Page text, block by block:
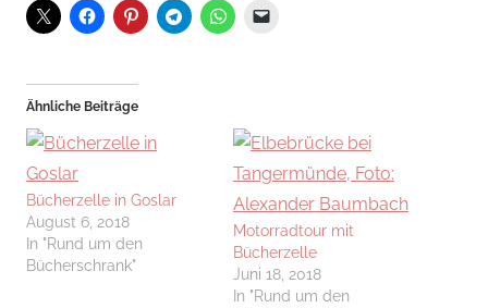
Ähnliche Beiträge
Bücherzelle in Goslar
August 6, 2018
In "Rund um den
Bücherschrank"
Motorradtour mit
Bücherzelle
Juni 18, 2018
In "Rund um den